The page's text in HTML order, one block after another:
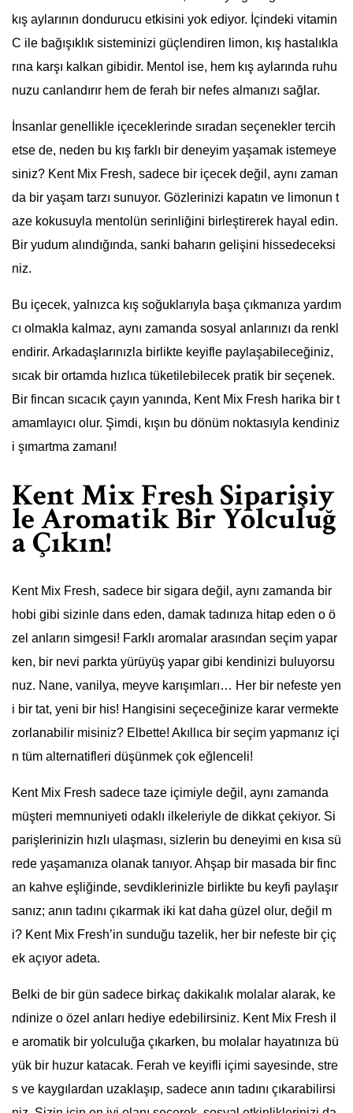
kış aylarının dondurucu etkisini yok ediyor. İçindeki vitamin
C ile bağışıklık sisteminizi güçlendiren limon, kış hastalıkla
rına karşı kalkan gibidir. Mentol ise, hem kış aylarında ruhu
nuzu canlandırır hem de ferah bir nefes almanızı sağlar.
İnsanlar genellikle içeceklerinde sıradan seçenekler tercih
etse de, neden bu kış farklı bir deneyim yaşamak istemeye
siniz? Kent Mix Fresh, sadece bir içecek değil, aynı zaman
da bir yaşam tarzı sunuyor. Gözlerinizi kapatın ve limonun t
aze kokusuyla mentolün serinliğini birleştirerek hayal edin.
Bir yudum alındığında, sanki baharın gelişini hissedeceksi
niz.
Bu içecek, yalnızca kış soğuklarıyla başa çıkmanıza yardım
cı olmakla kalmaz, aynı zamanda sosyal anlarınızı da renkl
endirir. Arkadaşlarınızla birlikte keyifle paylaşabileceğiniz,
sıcak bir ortamda hızlıca tüketilebilecek pratik bir seçenek.
Bir fincan sıcacık çayın yanında, Kent Mix Fresh harika bir t
amamlayıcı olur. Şimdi, kışın bu dönüm noktasıyla kendiniz
i şımartma zamanı!
Kent Mix Fresh Siparişiy
le Aromatik Bir Yolculuğ
a Çıkın!
Kent Mix Fresh, sadece bir sigara değil, aynı zamanda bir
hobi gibi sizinle dans eden, damak tadınıza hitap eden o ö
zel anların simgesi! Farklı aromalar arasından seçim yapar
ken, bir nevi parkta yürüyüş yapar gibi kendinizi buluyorsu
nuz. Nane, vanilya, meyve karışımları… Her bir nefeste yen
i bir tat, yeni bir his! Hangisini seçeceğinize karar vermekte
zorlanabilir misiniz? Elbette! Akıllıca bir seçim yapmanız içi
n tüm alternatifleri düşünmek çok eğlenceli!
Kent Mix Fresh sadece taze içimiyle değil, aynı zamanda
müşteri memnuniyeti odaklı ilkeleriyle de dikkat çekiyor. Si
parişlerinizin hızlı ulaşması, sizlerin bu deneyimi en kısa sü
rede yaşamanıza olanak tanıyor. Ahşap bir masada bir finc
an kahve eşliğinde, sevdiklerinizle birlikte bu keyfi paylaşır
sanız; anın tadını çıkarmak iki kat daha güzel olur, değil m
i? Kent Mix Fresh’in sunduğu tazelik, her bir nefeste bir çiç
ek açıyor adeta.
Belki de bir gün sadece birkaç dakikalık molalar alarak, ke
ndinize o özel anları hediye edebilirsiniz. Kent Mix Fresh il
e aromatik bir yolculuğa çıkarken, bu molalar hayatınıza bü
yük bir huzur katacak. Ferah ve keyifli içimi sayesinde, stre
s ve kaygılardan uzaklaşıp, sadece anın tadını çıkarabilirsi